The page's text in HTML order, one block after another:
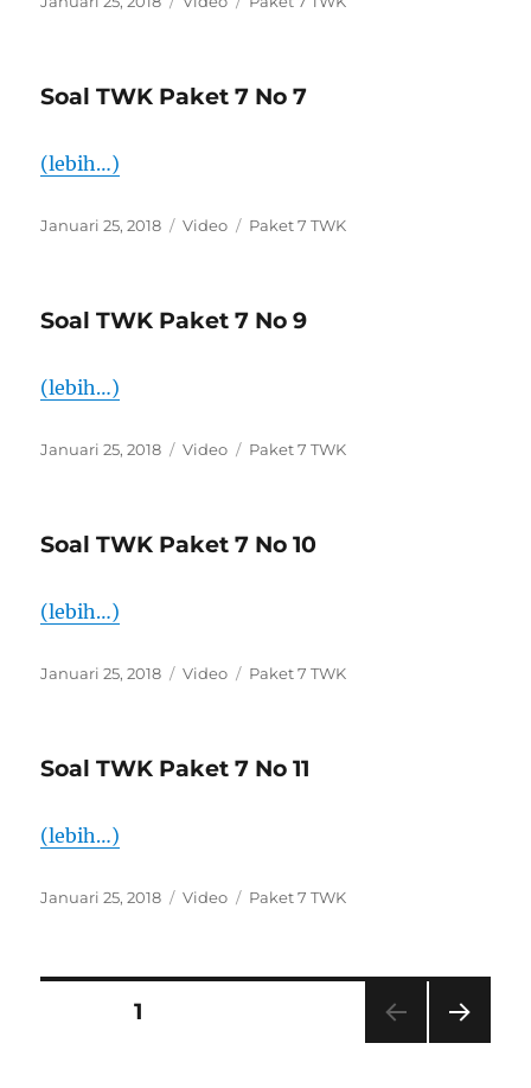
Soal TWK Paket 7 No 7
(lebih…)
Diposkan
Januari 25, 2018 Format
Video Kategori
Paket 7 TWK
Soal TWK Paket 7 No 9
(lebih…)
Diposkan
Januari 25, 2018 Format
Video Kategori
Paket 7 TWK
Soal TWK Paket 7 No 10
(lebih…)
Diposkan
Januari 25, 2018 Format
Video Kategori
Paket 7 TWK
Soal TWK Paket 7 No 11
(lebih…)
Diposkan
Januari 25, 2018 Format
Video Kategori
Paket 7 TWK
Paginasi
LAMAN1